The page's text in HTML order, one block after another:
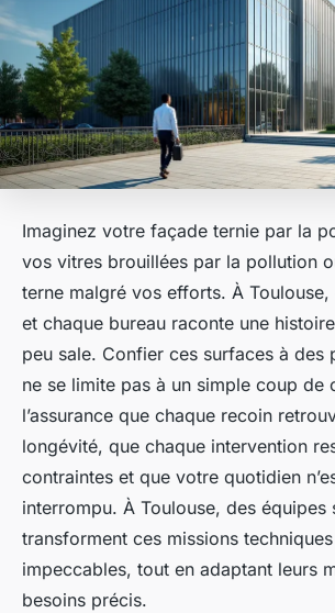
Imaginez votre façade ternie par la
vos vitres brouillées par la pollution
terne malgré vos efforts. À Toulouse,
et chaque bureau raconte une
peu sale. Confier ces surfaces à des
ne se limite pas à un simple coup de
l’assurance que chaque recoin
longévité, que chaque intervention
contraintes et que votre quotidien
interrompu. À Toulouse, des équipes
transforment ces missions
impeccables, tout en adaptant leurs
besoins précis.